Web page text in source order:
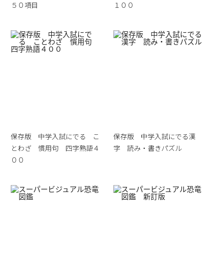
５０項目
１００
保存版 中学入試にでる こ
とわざ 慣用句 四字熟語４
００
保存版 中学入試にでる漢
字 読み・書きパズル